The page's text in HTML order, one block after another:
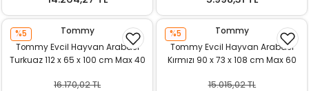
%5
Tommy
Tommy Evcil Hayvan Arabası
Turkuaz 112 x 65 x 100 cm Max 40
16.170,02 TL
%5
Tommy
Tommy Evcil Hayvan Arabası
Kırmızı 90 x 73 x 108 cm Max 60
15.015,02 TL